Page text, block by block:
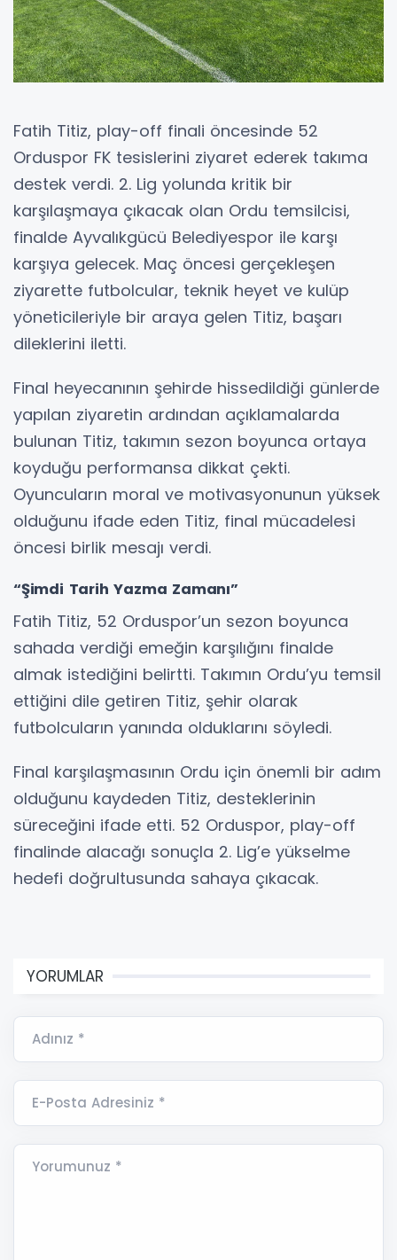
Fatih Titiz, play-off finali öncesinde 52
Orduspor FK tesislerini ziyaret ederek takıma
destek verdi. 2. Lig yolunda kritik bir
karşılaşmaya çıkacak olan Ordu temsilcisi,
finalde Ayvalıkgücü Belediyespor ile karşı
karşıya gelecek. Maç öncesi gerçekleşen
ziyarette futbolcular, teknik heyet ve kulüp
yöneticileriyle bir araya gelen Titiz, başarı
dileklerini iletti.
Final heyecanının şehirde hissedildiği günlerde
yapılan ziyaretin ardından açıklamalarda
bulunan Titiz, takımın sezon boyunca ortaya
koyduğu performansa dikkat çekti.
Oyuncuların moral ve motivasyonunun yüksek
olduğunu ifade eden Titiz, final mücadelesi
öncesi birlik mesajı verdi.
“Şimdi Tarih Yazma Zamanı”
Fatih Titiz, 52 Orduspor’un sezon boyunca
sahada verdiği emeğin karşılığını finalde
almak istediğini belirtti. Takımın Ordu’yu temsil
ettiğini dile getiren Titiz, şehir olarak
futbolcuların yanında olduklarını söyledi.
Final karşılaşmasının Ordu için önemli bir adım
olduğunu kaydeden Titiz, desteklerinin
süreceğini ifade etti. 52 Orduspor, play-off
finalinde alacağı sonuçla 2. Lig’e yükselme
hedefi doğrultusunda sahaya çıkacak.
YORUMLAR
Adınız *
E-Posta Adresiniz *
Yorumunuz *